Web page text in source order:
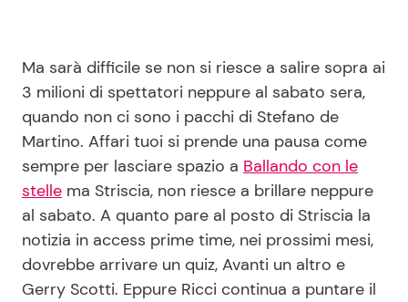
Contattaci
Pubblicità
Privacy Policy
Ma sarà difficile se non si riesce a salire sopra ai
3 milioni di spettatori neppure al sabato sera,
quando non ci sono i pacchi di Stefano de
Martino. Affari tuoi si prende una pausa come
sempre per lasciare spazio a Ballando con le
stelle ma Striscia, non riesce a brillare neppure
al sabato. A quanto pare al posto di Striscia la
notizia in access prime time, nei prossimi mesi,
dovrebbe arrivare un quiz, Avanti un altro e
Gerry Scotti. Eppure Ricci continua a puntare il